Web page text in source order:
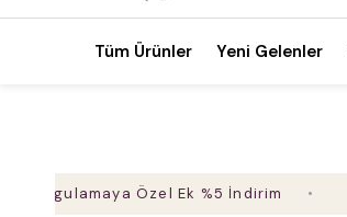
Tüm Ürünler Yeni Gelenler
Özel Ek %5 İndirim